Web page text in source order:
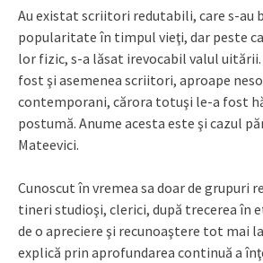
Au existat scriitori redutabili, care s-au
popularitate în timpul vieţi, dar peste
lor fizic, s-a lăsat irevocabil valul
fost şi asemenea scriitori, aproape
contemporani, cărora totuşi le-a fost
postumă. Anume acesta este şi cazul
Mateevici.
Cunoscut în vremea sa doar de grupuri
tineri studioşi, clerici, după trecerea în
de o apreciere şi recunoaştere tot mai
explică prin aprofundarea continuă a